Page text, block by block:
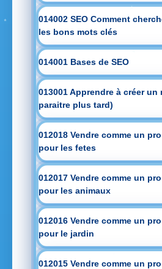
014002 SEO Comment
les bons mots clés
014001 Bases de SEO
013001 Apprendre à créer un
paraitre plus tard)
012018 Vendre comme un
pour les fetes
012017 Vendre comme un
pour les animaux
012016 Vendre comme un
pour le jardin
012015 Vendre comme un